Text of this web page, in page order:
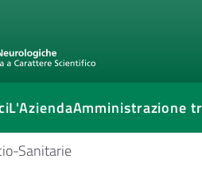
L'AziendaAmministrazione
Sanitarie